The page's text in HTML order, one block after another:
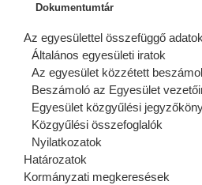
Dokumentumtár
Az egyesülettel összefüggő adatok
Általános egyesületi iratok
Az egyesület közzétett
Beszámoló az Egyesület
Egyesület közgyűlési
Közgyűlési összefoglalók
Nyilatkozatok
Határozatok
Kormányzati megkeresések